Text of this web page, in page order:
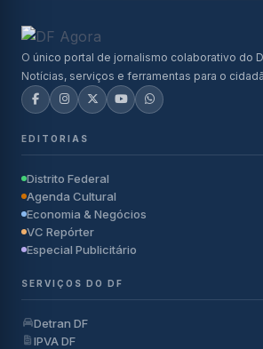
O único portal de jornalismo colaborativo do
Notícias, serviços e ferramentas para o
EDITORIAS
Distrito Federal
Agenda Cultural
Economia & Negócios
VC Repórter
Especial Publicitário
SERVIÇOS DO DF
Detran DF
IPVA DF